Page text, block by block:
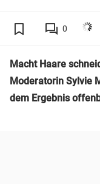
0
Macht Haare
Moderatorin Sylvie
dem Ergebnis